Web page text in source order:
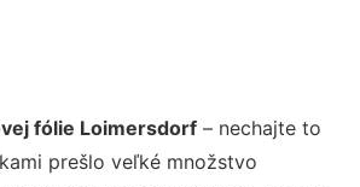
fólie Loimersdorf – nechajte to
prešlo veľké množstvo